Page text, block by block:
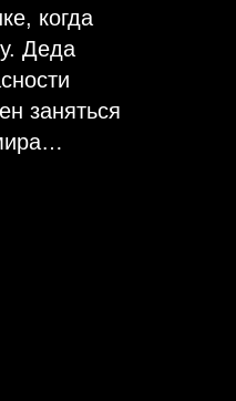
когда
Деда
заняться